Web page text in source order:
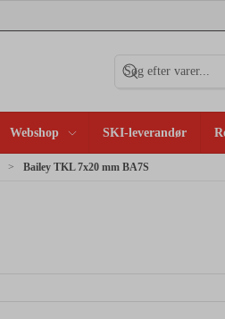
Webshop SKI-leverandør
Bailey TKL 7x20 mm BA7S